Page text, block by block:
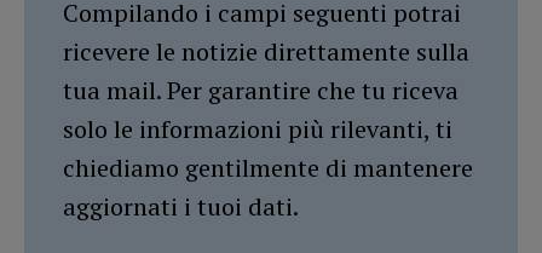
Compilando i campi seguenti potrai
ricevere le notizie direttamente sulla
tua mail. Per garantire che tu riceva
solo le informazioni più rilevanti, ti
chiediamo gentilmente di mantenere
aggiornati i tuoi dati.